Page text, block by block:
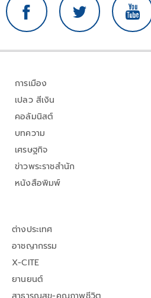
การเมือง
เปลว สีเงิน
คอลัมนิสต์
บทความ
เศรษฐกิจ
ข่าวพระราชสำนัก
หนังสือพิมพ์
ต่างประเทศ
อาชญากรรม
X-CITE
ยานยนต์